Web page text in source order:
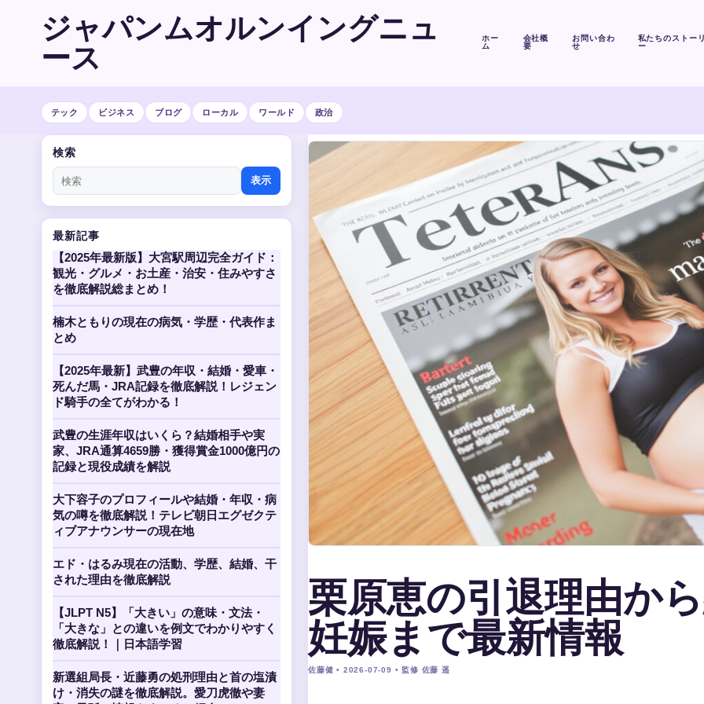
ジャパンムオルンイングニュ
ース
ホー
ム
会社概
要
お問い合わ
せ
私たちのストー
ー
テック ビジネス ブログ ローカル ワールド 政治
栗原恵の引退理由か
妊娠まで最新情報
佐藤健 • 2026-07-09 • 監修 佐藤 遥
検索
表示
最新記事
【2025年最新版】大宮駅周辺完全ガイド：
観光・グルメ・お土産・治安・住みやすさ
を徹底解説総まとめ！
楠木ともりの現在の病気・学歴・代表作ま
とめ
【2025年最新】武豊の年収・結婚・愛車・
死んだ馬・JRA記録を徹底解説！レジェン
ド騎手の全てがわかる！
武豊の生涯年収はいくら？結婚相手や実
家、JRA通算4659勝・獲得賞金1000億円の
記録と現役成績を解説
大下容子のプロフィールや結婚・年収・病
気の噂を徹底解説！テレビ朝日エグゼクテ
ィブアナウンサーの現在地
エド・はるみ現在の活動、学歴、結婚、干
された理由を徹底解説
【JLPT N5】「大きい」の意味・文法・
「大きな」との違いを例文でわかりやすく
徹底解説！｜日本語学習
新選組局長・近藤勇の処刑理由と首の塩漬
け・消失の謎を徹底解説。愛刀虎徹や妻